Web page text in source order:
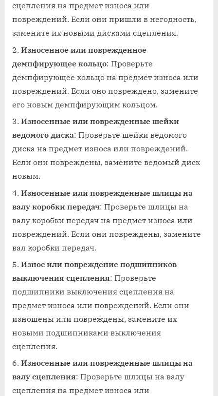
сцепления на предмет износа или
повреждений. Если они пришли в негодность,
замените их новыми дисками сцепления.
Износенное или поврежденное
демпфирующее кольцо: Проверьте
демпфирующее кольцо на предмет износа или
повреждений. Если оно повреждено, замените
его новым демпфирующим кольцом.
Износенные или поврежденные шейки
ведомого диска: Проверьте шейки ведомого
диска на предмет износа или повреждений.
Если они повреждены, замените ведомый диск
новым.
Износенные или поврежденные шлицы на
валу коробки передач: Проверьте шлицы на
валу коробки передач на предмет износа или
повреждений. Если они повреждены, замените
вал коробки передач.
Износ или повреждение подшипников
выключения сцепления: Проверьте
подшипники выключения сцепления на
предмет износа или повреждений. Если они
изношены или повреждены, замените их
новыми подшипниками выключения
сцепления.
Износенные или поврежденные шлицы на
валу сцепления: Проверьте шлицы на валу
сцепления на предмет износа или